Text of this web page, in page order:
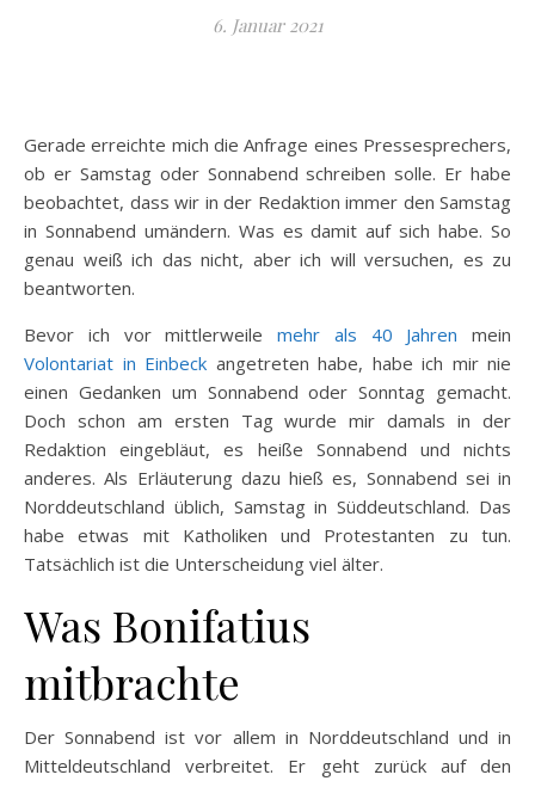
6. Januar 2021
Gerade erreichte mich die Anfrage eines Pressesprechers,
ob er Samstag oder Sonnabend schreiben solle. Er habe
beobachtet, dass wir in der Redaktion immer den Samstag
in Sonnabend umändern. Was es damit auf sich habe. So
genau weiß ich das nicht, aber ich will versuchen, es zu
beantworten.
Bevor ich vor mittlerweile mehr als 40 Jahren mein
Volontariat in Einbeck angetreten habe, habe ich mir nie
einen Gedanken um Sonnabend oder Sonntag gemacht.
Doch schon am ersten Tag wurde mir damals in der
Redaktion eingebläut, es heiße Sonnabend und nichts
anderes. Als Erläuterung dazu hieß es, Sonnabend sei in
Norddeutschland üblich, Samstag in Süddeutschland. Das
habe etwas mit Katholiken und Protestanten zu tun.
Tatsächlich ist die Unterscheidung viel älter.
Was Bonifatius
mitbrachte
Der Sonnabend ist vor allem in Norddeutschland und in
Mitteldeutschland verbreitet. Er geht zurück auf den